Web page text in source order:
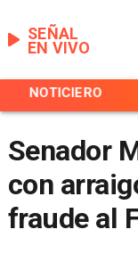
EN VIVO
SEÑAL
NOTICIERO
Senador
con
fraude al